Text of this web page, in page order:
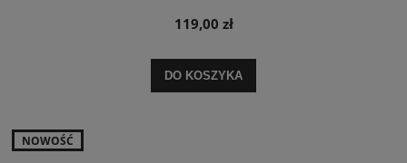
119,00 zł
DO KOSZYKA
NOWOŚĆ